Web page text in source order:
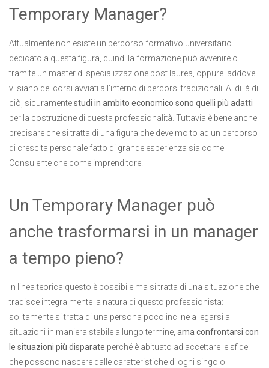
Temporary Manager?
Attualmente non esiste un percorso formativo universitario
dedicato a questa figura, quindi la formazione può avvenire o
tramite un master di specializzazione post laurea, oppure laddove
vi siano dei corsi avviati all’interno di percorsi tradizionali. Al di là di
ciò, sicuramentestudi in ambito economico sono quelli più adatti
per la costruzione di questa professionalità. Tuttavia è bene anche
precisare che si tratta di una figura che deve molto ad un percorso
di crescita personale fatto di grande esperienza sia come
Consulente che come imprenditore.
Un Temporary Manager può
anche trasformarsi in un manager
a tempo pieno?
In linea teorica questo è possibile ma si tratta di una situazione che
tradisce integralmente la natura di questo professionista:
solitamente si tratta di una persona poco incline a legarsi a
situazioni in maniera stabile a lungo termine, ama confrontarsi con
le situazioni più disparate perché è abituato ad accettare le sfide
che possono nascere dalle caratteristiche di ogni singolo